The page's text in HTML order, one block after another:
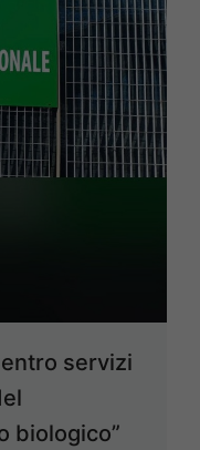
servizi
biologico”